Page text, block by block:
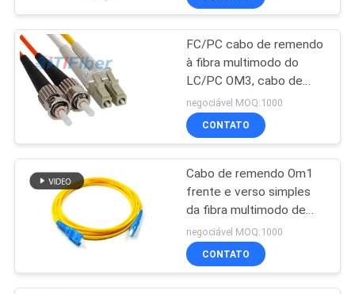
EXCURSÃO
DA
FÁBRICA
CONTROLE
DA
QUALIDADE
CONTACTE-
FC/PC cabo de remendo
à fibra multimodo do
LC/PC OM3, cabo de
remendo frente e verso
frente e verso
negociável MOQ:1000
CONTATO
Cabo de remendo Om1
frente e verso simples
da fibra multimodo de
único modo Om2 Om3
Om4 Om5
negociável MOQ:1000
CONTATO